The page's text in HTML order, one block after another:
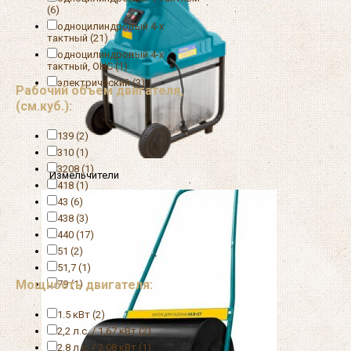
Измельчители
(6)
одноцилиндровый 4-х
тактный (21)
одноцилиндровый 4-х
тактный, OHC (1)
электрический (3)
Рабочий объем двигателя,
(см.куб.):
139 (2)
310 (1)
3208 (1)
418 (1)
43 (6)
438 (3)
440 (17)
51 (2)
51,7 (1)
79 (1)
Мощность двигателя:
1.5 кВт (2)
2,2 л.с. / 1,67 кВт (2)
2,8 л.с. / 2,08 кВт (1)